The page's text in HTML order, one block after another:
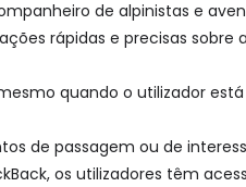
de alpinistas e
rápidas e precisas sobre
quando o utilizador
de passagem ou de
os utilizadores têm